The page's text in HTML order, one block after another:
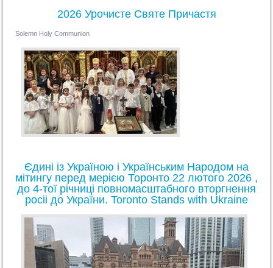
2026 Урочисте Святе Причастя
Solemn Holy Communion
Єдині із Україною і Українським Народом на
мітингу перед мерією Торонто 22 лютого 2026 ,
до 4-тої річниці повномасштабного вторгнення
росіі до України. Toronto Stands with Ukraine